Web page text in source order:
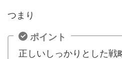
つまり
ポイント
正しいしっかりとした戦